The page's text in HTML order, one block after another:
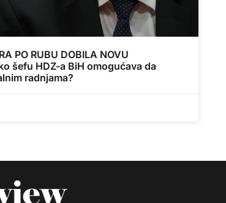
PO RUBU DOBILA NOVU
šefu HDZ-a BiH omogućava da
radnjama?